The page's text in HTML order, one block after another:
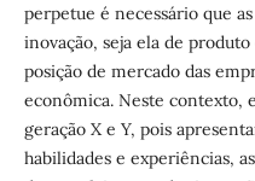
perpetue é necessário que
inovação, seja ela de
posição de mercado das
econômica. Neste contexto,
geração X e Y, pois
habilidades e experiências,